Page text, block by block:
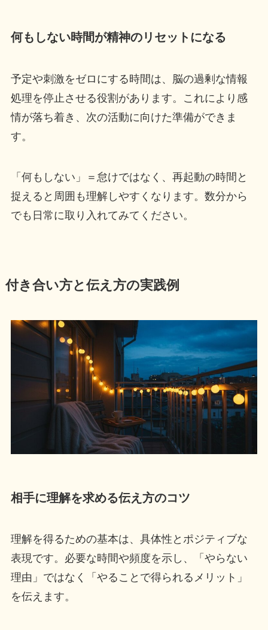
何もしない時間が精神のリセットになる
予定や刺激をゼロにする時間は、脳の過剰な情報
処理を停止させる役割があります。これにより感
情が落ち着き、次の活動に向けた準備ができま
す。
「何もしない」＝怠けではなく、再起動の時間と
捉えると周囲も理解しやすくなります。数分から
でも日常に取り入れてみてください。
付き合い方と伝え方の実践例
相手に理解を求める伝え方のコツ
理解を得るための基本は、具体性とポジティブな
表現です。必要な時間や頻度を示し、「やらない
理由」ではなく「やることで得られるメリット」
を伝えます。